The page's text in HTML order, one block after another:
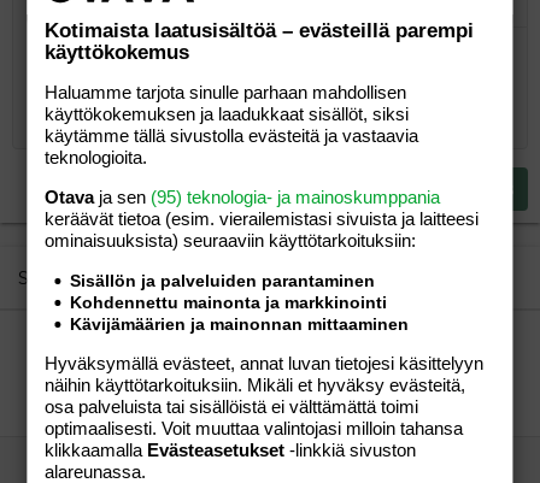
Lihavoitu
Suurenna sisennystä
Pienennä sisennystä
Fontin koko
9
10
12
15
18
22
26
Tekstiväri
KirjasintyyliArial
Book Antiqua
Courier New
Tahoma
Times New Roman
Trebuchet MS
Verdana
Yliviivaa
Tasaus Tasaa vasemmalle
Keskitä
Tasaa oikealle
Paragraph format
Normal
Heading 1
Heading 2
Heading 3
LainausLisää video/media
Lisää taulukko
Insert horizontal line
Spoiler
Tee uudelleen
BBCode-näkymä
Poista muotoilu
Luonnokset
Poista luonnos
Kirjoita vastaus...
Lähetä vastaus
Similar threads
Ketään jolle sopinut hormoonikierukka vaikka
kuukautismigreeniä?
neljäxäiti Perhe-elämä
3
Perhe-elämä
29.02.2008
neljäxäiti
Kerro neuvolakokemuksistasi!
Kotimaista laatusisältöä – evästeillä parempi
käyttökokemus
Haluamme tarjota sinulle parhaan mahdollisen
käyttökokemuksen ja laadukkaat sisällöt, siksi
käytämme tällä sivustolla evästeitä ja vastaavia
teknologioita.
Otavaja sen (95) teknologia- ja mainoskumppania
keräävät tietoa (esim. vierailemis­tasi sivuista ja laitteesi
ominaisuuk­sista) seuraaviin käyttötarkoituksiin:
Sisällön ja palveluiden parantaminen
Kohdennettu mainonta ja markkinointi
Kävijämäärien ja mainonnan mittaaminen
Hyväksymällä evästeet, annat luvan tietojesi käsittelyyn
näihin käyttötarkoituksiin. Mikäli et hyväksy evästeitä,
osa palveluista tai sisällöistä ei välttämättä toimi
optimaalisesti. Voit muuttaa valintojasi milloin tahansa
klikkaamalla Evästeasetukset -linkkiä sivuston
alareunassa.